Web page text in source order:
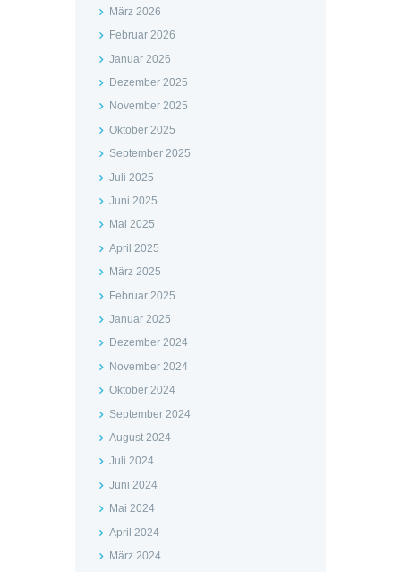
März 2026
Februar 2026
Januar 2026
Dezember 2025
November 2025
Oktober 2025
September 2025
Juli 2025
Juni 2025
Mai 2025
April 2025
März 2025
Februar 2025
Januar 2025
Dezember 2024
November 2024
Oktober 2024
September 2024
August 2024
Juli 2024
Juni 2024
Mai 2024
April 2024
März 2024